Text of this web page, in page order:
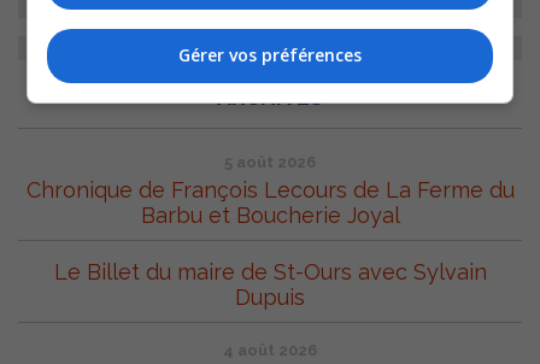
ARCHIVES
5 août 2026
Chronique de François Lecours de La Ferme du
Barbu et Boucherie Joyal
Le Billet du maire de St-Ours avec Sylvain
Dupuis
4 août 2026
Gérer vos préférences